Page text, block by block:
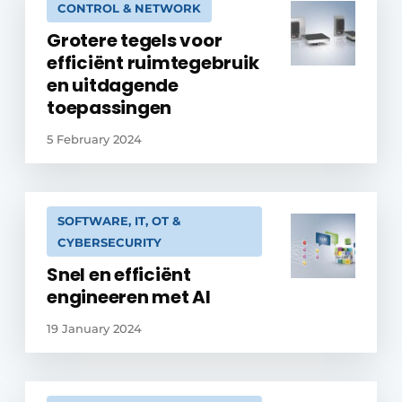
CONTROL & NETWORK
Grotere tegels voor
efficiënt ruimtegebruik
en uitdagende
toepassingen
5 February 2024
SOFTWARE, IT, OT &
CYBERSECURITY
Snel en efficiënt
engineeren met AI
19 January 2024